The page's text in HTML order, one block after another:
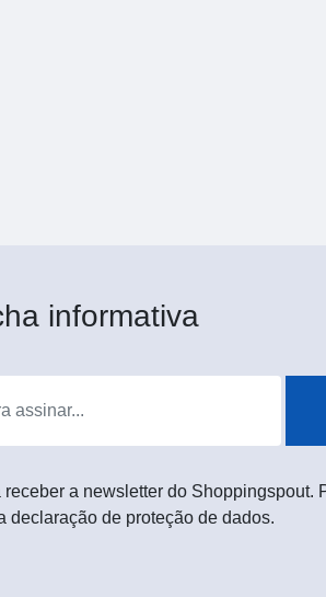
informativa
a newsletter do Shoppingspout.
declaração de proteção de dados.